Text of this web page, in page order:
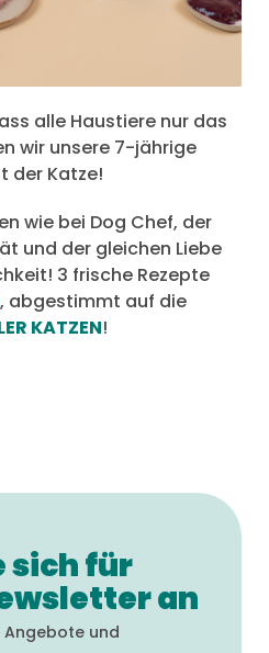
alle Haustiere nur das
wir unsere 7-jährige
der Katze!
wie bei Dog Chef, der
und der gleichen Liebe
3 frische Rezepte
, abgestimmt auf die
KATZEN!
sich für
an
Angebote und